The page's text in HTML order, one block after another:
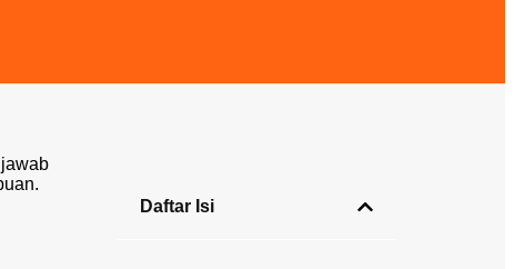
Daftar Isi